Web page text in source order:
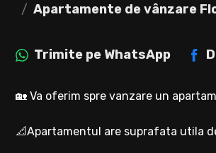
Apartamente de vânzare
Trimite pe WhatsApp
🏡 Va oferim spre vanzare un
📐Apartamentul are suprafata utila